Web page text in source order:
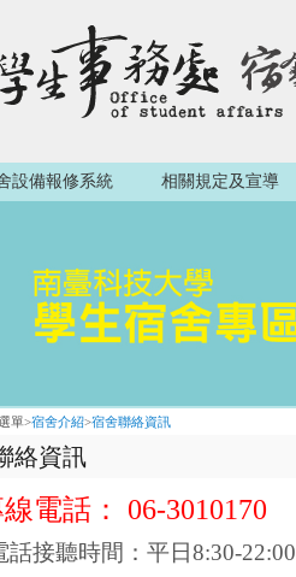
設備報修系統 相關規定及宣導
單>宿舍介紹>宿舍聯絡資訊
絡資訊
電話： 06-3010170
話接聽時間：平日8:30-22:00